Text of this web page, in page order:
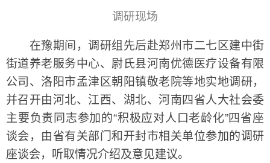
调研现场
在豫期间，调研组先后赴郑州市二七区建中街
街道养老服务中心、尉氏县河南优德医疗设备有限
公司、洛阳市孟津区朝阳镇敬老院等地实地调研，
并召开由河北、江西、湖北、河南四省人大社会委
主要负责同志参加的“积极应对人口老龄化”四省座
谈会，由省有关部门和开封市相关单位参加的调研
座谈会，听取情况介绍及意见建议。